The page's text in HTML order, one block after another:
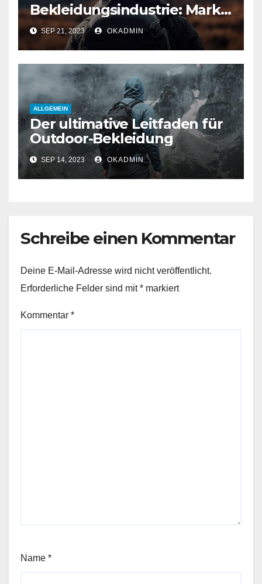
Bekleidungsindustrie: Markt,
Schlüsseltrends und
Käuferverhalten
SEP 21, 2023 OKADMIN
ALLGEMEIN
Der ultimative Leitfaden für
Outdoor-Bekleidung
SEP 14, 2023 OKADMIN
Schreibe einen Kommentar
Deine E-Mail-Adresse wird nicht veröffentlicht.
Erforderliche Felder sind mit* markiert
Kommentar *
Name *